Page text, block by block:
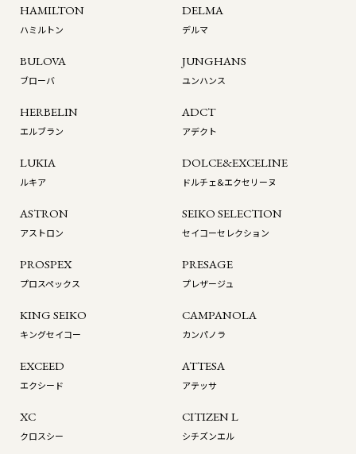
HAMILTON
ハミルトン
DELMA
デルマ
BULOVA
ブローバ
JUNGHANS
ユンハンス
HERBELIN
エルブラン
ADCT
アデクト
LUKIA
ルキア
DOLCE&EXCELINE
ドルチェ&エクセリーヌ
ASTRON
アストロン
SEIKO SELECTION
セイコーセレクション
PROSPEX
プロスペックス
PRESAGE
プレザージュ
KING SEIKO
キングセイコー
CAMPANOLA
カンパノラ
EXCEED
エクシード
ATTESA
アテッサ
XC
クロスシー
CITIZEN L
シチズンエル